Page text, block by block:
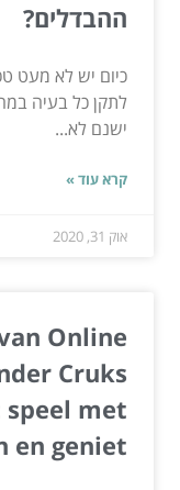
ההבדלים?
כיום יש לא מעט
לתקן כל בעיה
ישנם לא...
קרא עוד »
אוק 31, 2020
Online
Cruks
speel met
en geniet